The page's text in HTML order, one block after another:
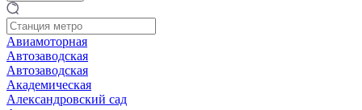
Авиамоторная
Автозаводская
Автозаводская
Академическая
Александровский сад